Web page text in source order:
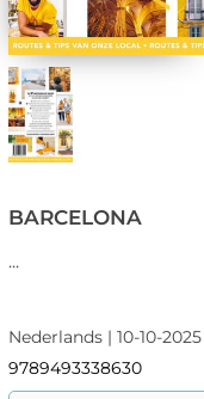
BARCELONA
...
Nederlands | 10-10-
9789493338630